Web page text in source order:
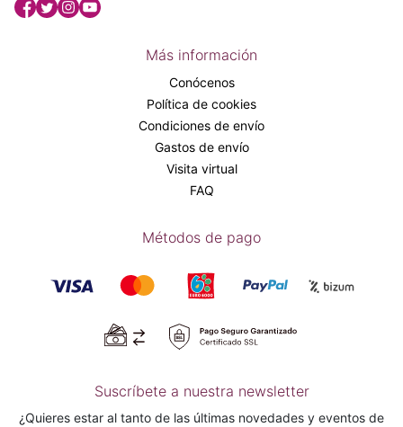
Más información
Conócenos
Política de cookies
Condiciones de envío
Gastos de envío
Visita virtual
FAQ
Métodos de pago
Suscríbete a nuestra newsletter
¿Quieres estar al tanto de las últimas novedades y eventos de